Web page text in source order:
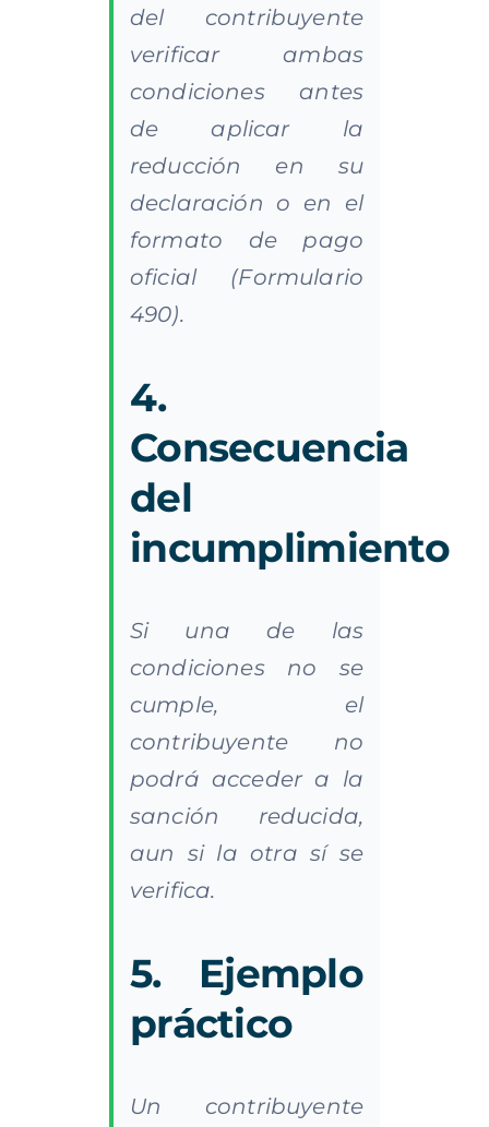
del contribuyente
verificar ambas
condiciones antes
de aplicar la
reducción en su
declaración o en el
formato de pago
oficial (Formulario
490).
4.
Consecuencia
del
incumplimiento
Si una de las
condiciones no se
cumple, el
contribuyente no
podrá acceder a la
sanción reducida,
aun si la otra sí se
verifica.
5. Ejemplo
práctico
Un contribuyente